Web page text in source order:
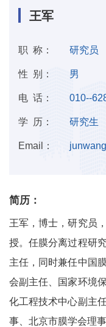
王军
职 称： 研究员
性 别： 男
电 话： 010--
学 历： 研究生
Email：
简历：
王军，博士，研究员
授。任膜分离过程研
主任，同时兼任中国
会副主任、国家环境
化工程技术中心副主
事、北京市膜学会理事